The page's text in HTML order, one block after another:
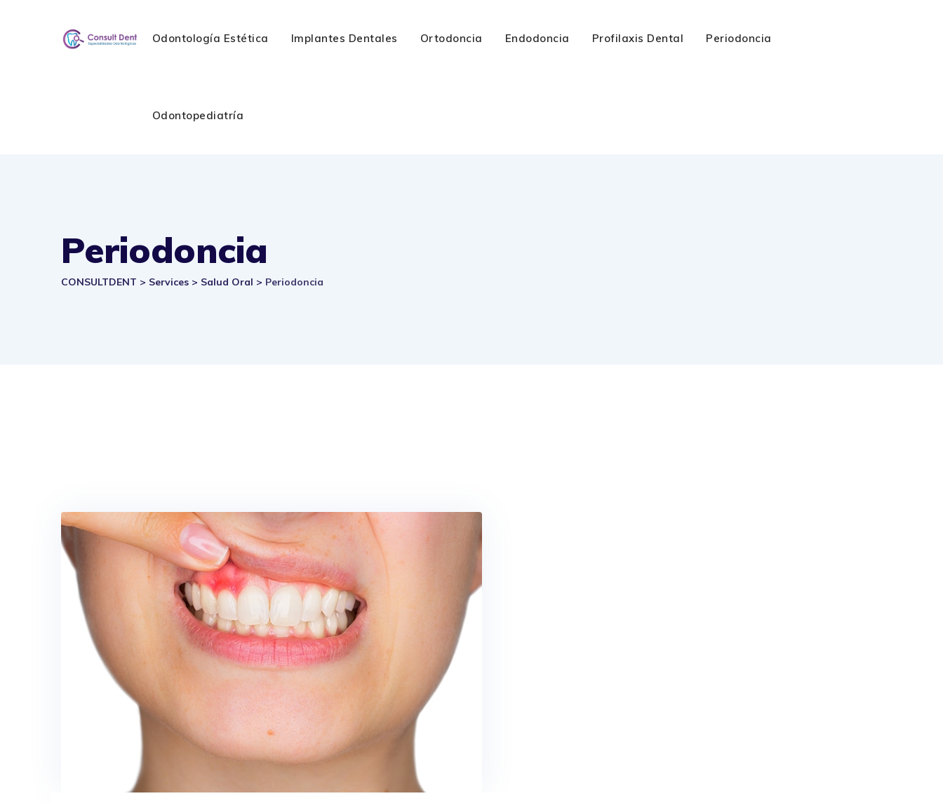
Odontología Estética Implantes Dentales Ortodoncia Endodoncia Profilaxis Dental Periodoncia
Odontopediatría
Periodoncia
CONSULTDENT > Services > Salud Oral > Periodoncia